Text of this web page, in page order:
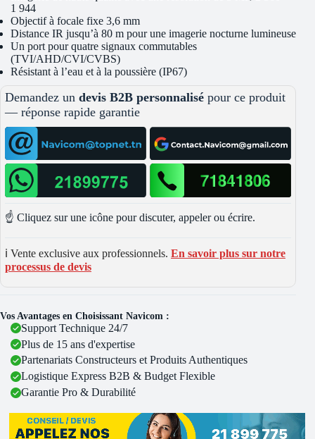
1 944
Objectif à focale fixe 3,6 mm
Distance IR jusqu’à 80 m pour une imagerie nocturne lumineuse
Un port pour quatre signaux commutables
(TVI/AHD/CVI/CVBS)
Résistant à l’eau et à la poussière (IP67)
Demandez un devis B2B personnalisé pour ce produit
— réponse rapide garantie
☝️ Cliquez sur une icône pour discuter, appeler ou écrire.
ℹ️ Vente exclusive aux professionnels. En savoir plus sur notre
processus de devis
Vos Avantages en Choisissant Navicom :
Support Technique 24/7
Plus de 15 ans d'expertise
Partenariats Constructeurs et Produits Authentiques
Logistique Express B2B & Budget Flexible
Garantie Pro & Durabilité